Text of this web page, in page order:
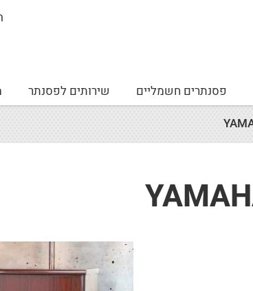
פסנתרים חשמליים שירותים לפסנתר